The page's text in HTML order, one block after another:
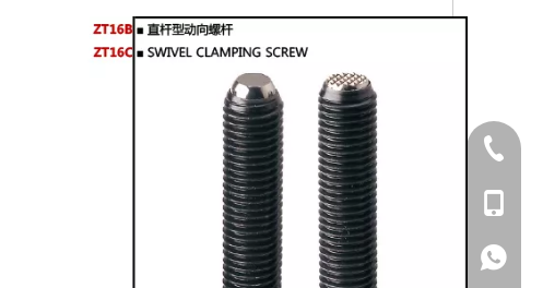
+86-
+86-